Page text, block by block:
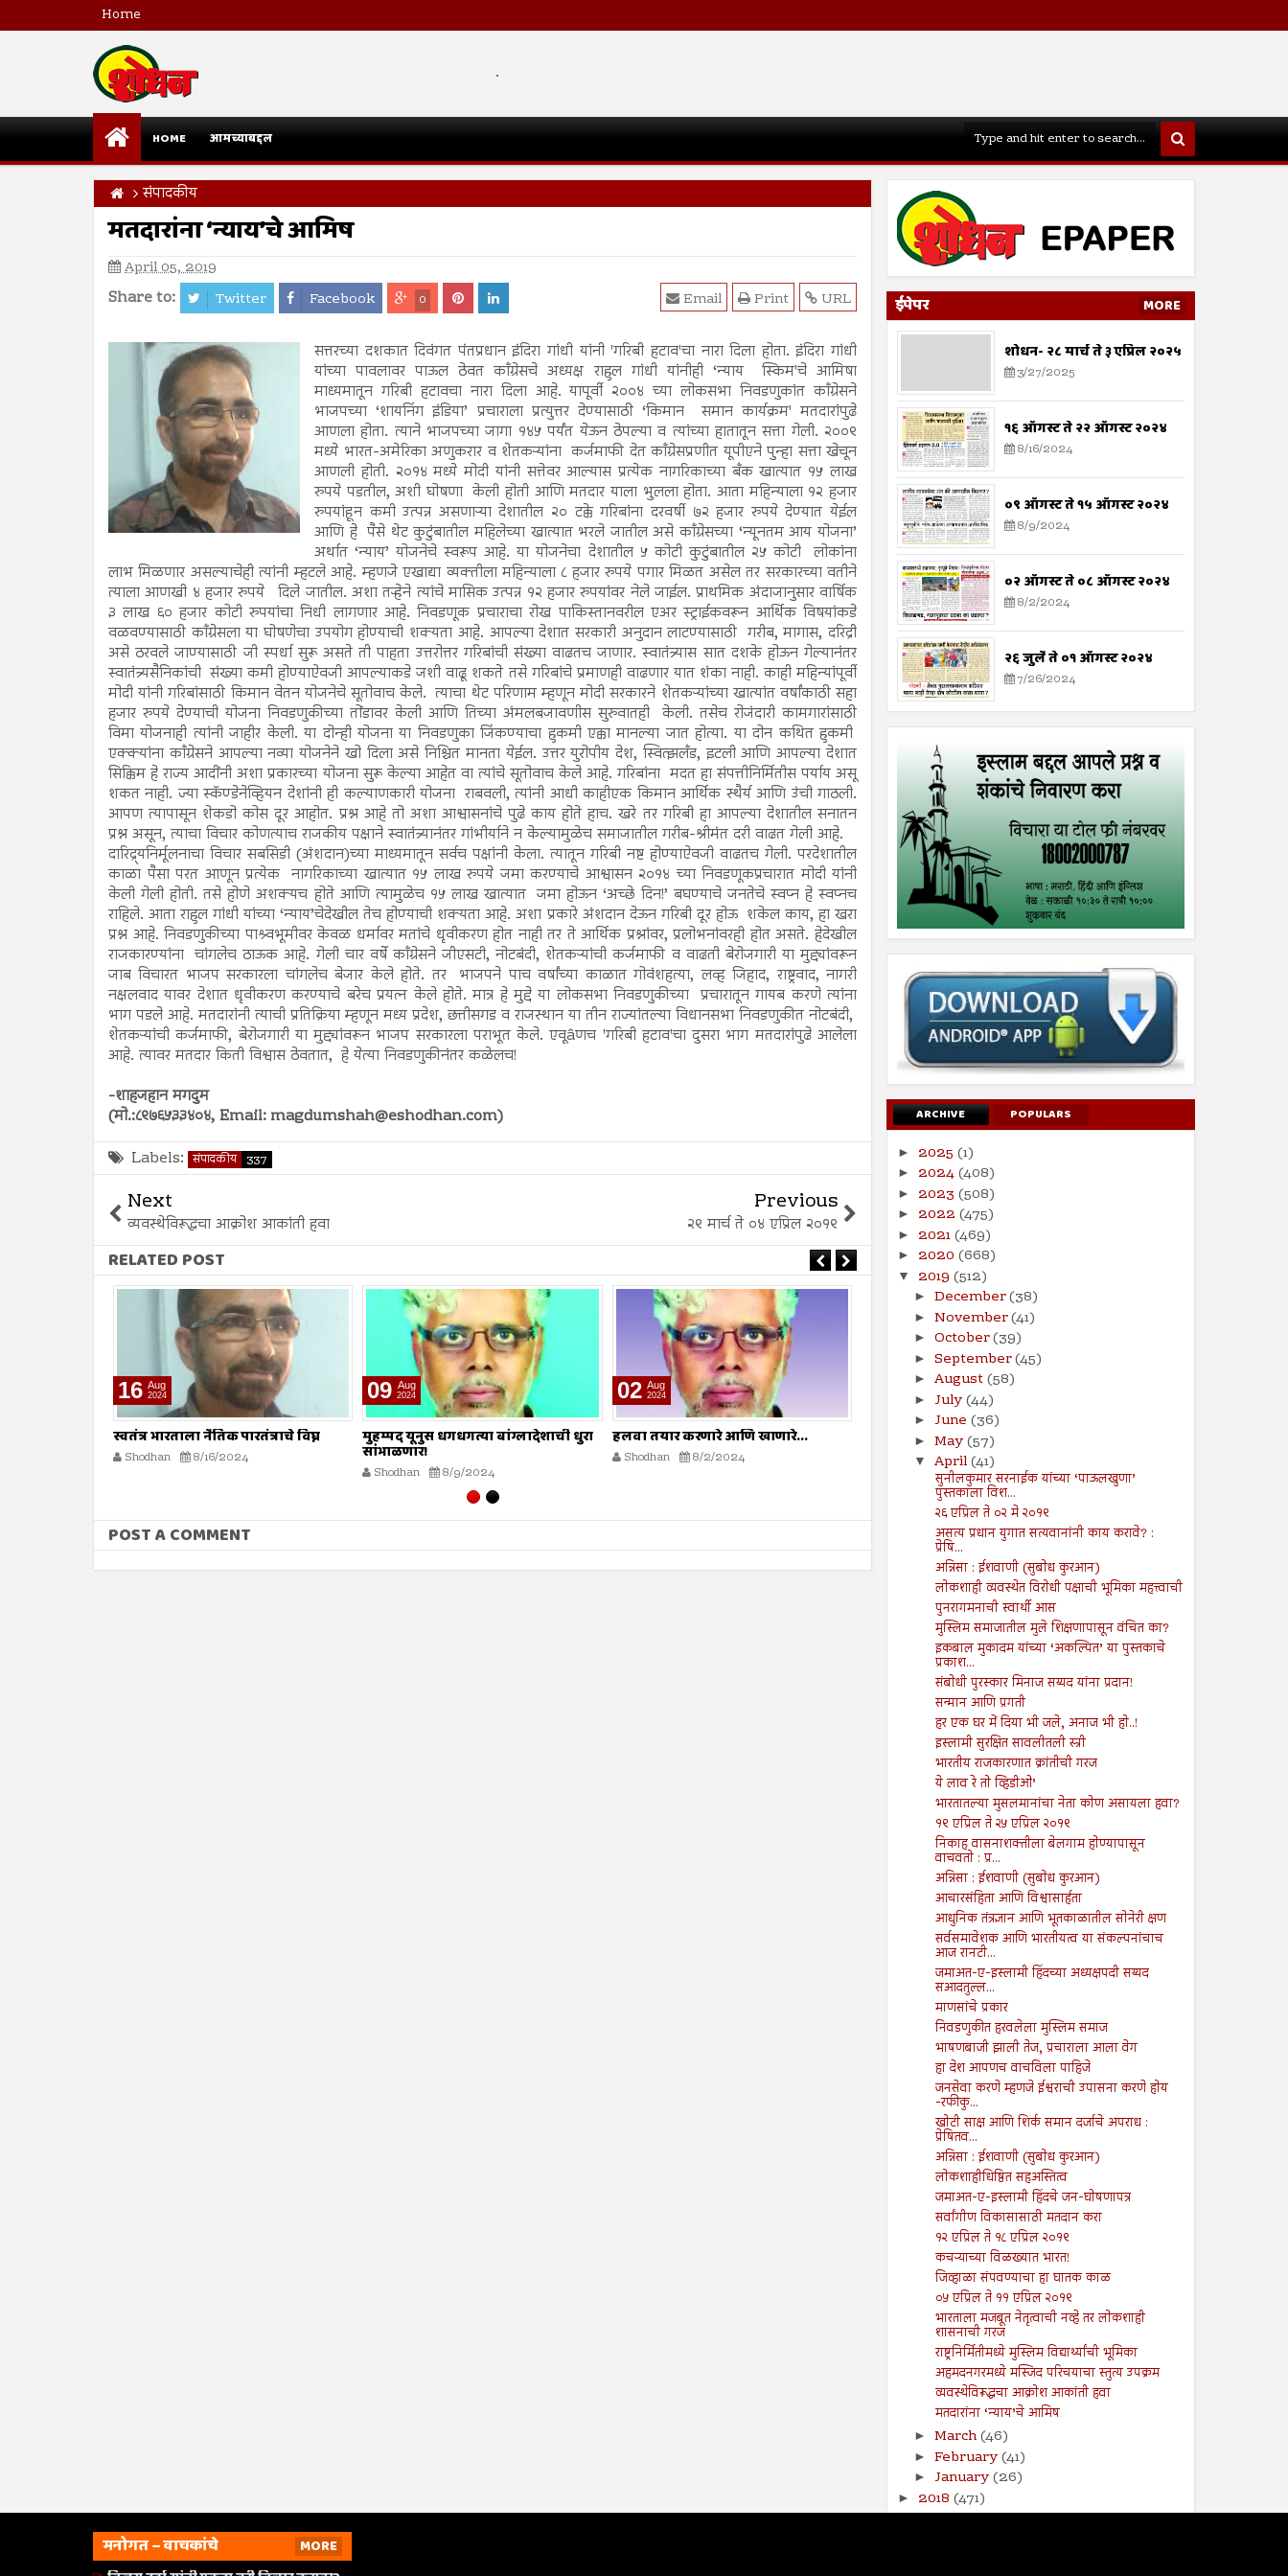
Home
.
HOME आमच्याबद्दल
संपादकीय
मतदारांना ‘न्याय’चे आमिष
April 05, 2019
Share to: Twitter Facebook 0 URL
Print
Email
सत्तरच्या दशकात दिवंगत पंतप्रधान इंदिरा गांधी यांनी 'गरिबी हटाव'चा नारा दिला होता. इंदिरा गांधी
यांच्या पावलावर पाऊल ठेवत काँग्रेसचे अध्यक्ष राहुल गांधी यांनीही ‘न्याय स्किम'चे आमिषा
माध्यमातून गरिबी हटावचा नारा दिला आहे. यापूर्वी २००४ च्या लोकसभा निवडणुकांत काँग्रेसने
भाजपच्या ‘शायनिंग इंडिया’ प्रचाराला प्रत्युत्तर देण्यासाठी ‘किमान समान कार्यक्रम' मतदारांपुढे
आणला होता. त्याने भाजपच्या जागा १४५ पर्यंत येऊन ठेपल्या व त्यांच्या हातातून सत्ता गेली. २००९
मध्ये भारत-अमेरिका अणुकरार व शेतकऱ्यांना कर्जमाफी देत काँग्रेसप्रणीत यूपीएने पुन्हा सत्ता खेचून
आणली होती. २०१४ मध्ये मोदी यांनी सत्तेवर आल्यास प्रत्येक नागरिकाच्या बँक खात्यात १५ लाख
रुपये पडतील, अशी घोषणा केली होती आणि मतदार याला भुलला होता. आता महिन्याला १२ हजार
रुपयांहून कमी उत्पन्न असणाऱ्या देशातील २० टक्के गरिबांना दरवर्षी ७२ हजार रुपये देण्यात येईल
आणि हे पैसे थेट कुटुंबातील महिलेच्या खात्यात भरले जातील असे काँग्रेसच्या ‘न्यूनतम आय योजना’
अर्थात ‘न्याय’ योजनेचे स्वरूप आहे. या योजनेचा देशातील ५ कोटी कुटुंबातील २५ कोटी लोकांना
लाभ मिळणार असल्याचेही त्यांनी म्हटले आहे. म्हणजे एखाद्या व्यक्तीला महिन्याला ८ हजार रुपये पगार मिळत असेल तर सरकारच्या वतीने
त्याला आणखी ४ हजार रुपये दिले जातील. अशा तऱ्हेने त्यांचे मासिक उत्पन्न १२ हजार रुपयांवर नेले जाईल. प्राथमिक अंदाजानुसार वार्षिक
३ लाख ६० हजार कोटी रुपयांचा निधी लागणार आहे. निवडणूक प्रचाराचा रोख पाकिस्तानवरील एअर स्ट्राईकवरून आर्थिक विषयांकडे
वळवण्यासाठी काँग्रेसला या घोषणेचा उपयोग होण्याची शक्यता आहे. आपल्या देशात सरकारी अनुदान लाटण्यासाठी गरीब, मागास, दरिद्री
असे ठरवले जाण्यासाठी जी स्पर्धा सुरू असते ती पाहता उत्तरोत्तर गरिबांची संख्या वाढतच जाणार. स्वातंत्र्यास सात दशके होऊन गेल्यानंतर
स्वातंत्र्यसैनिकांची संख्या कमी होण्याऐवजी आपल्याकडे जशी वाढू शकते तसे गरिबांचे प्रमाणही वाढणार यात शंका नाही. काही महिन्यांपूर्वी
मोदी यांनी गरिबांसाठी किमान वेतन योजनेचे सूतोवाच केले. त्याचा थेट परिणाम म्हणून मोदी सरकारने शेतकऱ्यांच्या खात्यांत वर्षांकाठी सहा
हजार रुपये देण्याची योजना निवडणुकीच्या तोंडावर केली आणि तिच्या अंमलबजावणीस सुरुवातही केली. तसेच रोजंदारी कामगारांसाठी
विमा योजनाही त्यांनी जाहीर केली. या दोन्ही योजना या निवडणुका जिंकण्याचा हुकमी एक्का मानल्या जात होत्या. या दोन कथित हुकमी
एक्क्यांना काँग्रेसने आपल्या नव्या योजनेने खो दिला असे निश्चित मानता येईल. उत्तर युरोपीय देश, स्वित्झलँड, इटली आणि आपल्या देशात
सिक्किम हे राज्य आदींनी अशा प्रकारच्या योजना सुरू केल्या आहेत वा त्यांचे सूतोवाच केले आहे. गरिबांना मदत हा संपत्तीनिर्मितीस पर्याय असू
शकत नाही. ज्या स्कॅण्डेनेव्हियन देशांनी ही कल्याणकारी योजना राबवली, त्यांनी आधी काहीएक किमान आर्थिक स्थैर्य आणि उंची गाठली.
आपण त्यापासून शेकडो कोस दूर आहोत. प्रश्न आहे तो अशा आश्वासनांचे पुढे काय होते हाच. खरे तर गरिबी हा आपल्या देशातील सनातन
प्रश्न असून, त्याचा विचार कोणत्याच राजकीय पक्षाने स्वातंत्र्यानंतर गांभीर्याने न केल्यामुळेच समाजातील गरीब-श्रीमंत दरी वाढत गेली आहे.
दारिद्र्यनिर्मूलनाचा विचार सबसिडी (अंशदान)च्या माध्यमातून सर्वच पक्षांनी केला. त्यातून गरिबी नष्ट होण्याऐवजी वाढतच गेली. परदेशातील
काळा पैसा परत आणून प्रत्येक नागरिकाच्या खात्यात १५ लाख रुपये जमा करण्याचे आश्वासन २०१४ च्या निवडणूकप्रचारात मोदी यांनी
केली गेली होती. तसे होणे अशक्यच होते आणि त्यामुळेच १५ लाख खात्यात जमा होऊन ‘अच्छे दिन!’ बघण्याचे जनतेचे स्वप्न हे स्वप्नच
राहिले. आता राहुल गांधी यांच्या ‘न्याय’चेदेखील तेच होण्याची शक्यता आहे. अशा प्रकारे अंशदान देऊन गरिबी दूर होऊ शकेल काय, हा खरा
प्रश्न आहे. निवडणुकीच्या पाश्र्वभूमीवर केवळ धर्मावर मतांचे धृवीकरण होत नाही तर ते आर्थिक प्रश्नांवर, प्रलोभनांवरही होत असते. हेदेखील
राजकारण्यांना चांगलेच ठाऊक आहे. गेली चार वर्षे काँग्रेसने जीएसटी, नोटबंदी, शेतकऱ्यांची कर्जमाफी व वाढती बेरोजगारी या मुद्द्यांवरून
जाब विचारत भाजप सरकारला चांगलेच बेजार केले होते. तर भाजपने पाच वर्षांच्या काळात गोवंशहत्या, लव्ह जिहाद, राष्ट्रवाद, नागरी
नक्षलवाद यावर देशात धृवीकरण करण्याचे बरेच प्रयत्न केले होते. मात्र हे मुद्दे या लोकसभा निवडणुकीच्या प्रचारातून गायब करणे त्यांना
भाग पडले आहे. मतदारांनी त्याची प्रतिक्रिया म्हणून मध्य प्रदेश, छत्तीसगड व राजस्थान या तीन राज्यांतल्या विधानसभा निवडणुकीत नोटबंदी,
शेतकऱ्यांची कर्जमाफी, बेरोजगारी या मुद्द्यांवरून भाजप सरकारला पराभूत केले. एवूâणच 'गरिबी हटाव'चा दुसरा भाग मतदारांपुढे आलेला
आहे. त्यावर मतदार किती विश्वास ठेवतात, हे येत्या निवडणुकीनंतर कळेलच!
-शाहजहान मगदुम
(मो.:८९७६५३३४०४, Email: magdumshah@eshodhan.com)
Labels: संपादकीय 337
Next
व्यवस्थेविरूद्धचा आक्रोश आकांती हवा
Previous
२९ मार्च ते ०४ एप्रिल २०१९
RELATED POST
09 Aug
2024
मुहम्मद यूनुस धगधगत्या बांग्लादेशाची धुरा
सांभाळणार!
02 Aug
2024
हलवा तयार करणारे आणि खाणारे...
Shodhan
26 Jul
2024
सर्व स्रोतांवर ताबा
Shodhan 7/26/2024
वेदना कुठे आणि लक्षण कुठे?
Shodhan 7/19/2024
POST A COMMENT
ईपेपर MORE
शोधन- २८ मार्च ते ३ एप्रिल २०२५
3/27/2025
१६ ऑगस्ट ते २२ ऑगस्ट २०२४
8/16/2024
०९ ऑगस्ट ते १५ ऑगस्ट २०२४
8/9/2024
०२ ऑगस्ट ते ०८ ऑगस्ट २०२४
8/2/2024
२६ जुलै ते ०१ ऑगस्ट २०२४
7/26/2024
ARCHIVE POPULARS
► 2025 (1)
► 2024(408)
► 2023 (508)
► 2022 (475)
► 2021(469)
► 2020 (668)
▼ 2019 (512)
► December(38)
► November(41)
► October(39)
► September(45)
► August(58)
► July(44)
► June (36)
► May(57)
▼ April(41)
सुनीलकुमार सरनाईक यांच्या ‘पाऊलखुणा’
पुस्तकाला विश...
२६ एप्रिल ते ०२ मे २०१९
असत्य प्रधान युगात सत्यवानांनी काय करावे? :
प्रेषि...
अन्निसा : ईशवाणी (सुबोध कुरआन)
लोकशाही व्यवस्थेत विरोधी पक्षाची भूमिका महत्त्वाची
पुनरागमनाची स्वार्थी आस
मुस्लिम समाजातील मुले शिक्षणापासून वंचित का?
इकबाल मुकादम यांच्या ‘अकल्पित’ या पुस्तकाचे
प्रकाश...
संबोधी पुरस्कार मिनाज सय्यद यांना प्रदान!
सन्मान आणि प्रगती
हर एक घर में दिया भी जले, अनाज भी हो..!
इस्लामी सुरक्षित सावलीतली स्त्री
भारतीय राजकारणात क्रांतीची गरज
ये लाव रे तो व्हिडीओ’
भारतातल्या मुसलमानांचा नेता कोण असायला हवा?
१९ एप्रिल ते २५ एप्रिल २०१९
निकाह वासनाशक्तीला बेलगाम होण्यापासून
वाचवतो : प्र...
अन्निसा : ईशवाणी (सुबोध कुरआन)
आचारसंहिता आणि विश्वासार्हता
आधुनिक तंत्रज्ञान आणि भूतकाळातील सोनेरी क्षण
सर्वसमावेशक आणि भारतीयत्व या संकल्पनांचाच
आज रानटी...
जमाअत-ए-इस्लामी हिंदच्या अध्यक्षपदी सय्यद
सआदतुल्ल...
माणसांचे प्रकार
निवडणुकीत हरवलेला मुस्लिम समाज
भाषणबाजी झाली तेज, प्रचाराला आला वेग
हा देश आपणच वाचविला पाहिजे
जनसेवा करणे म्हणजे ईश्वराची उपासना करणे होय
-रफीकु...
खोटी साक्ष आणि शिर्क समान दर्जाचे अपराध :
प्रेषितव...
अन्निसा : ईशवाणी (सुबोध कुरआन)
लोकशाहीधिष्ठित सहअस्तित्व
जमाअत-ए-इस्लामी हिंदचे जन-घोषणापत्र
सर्वांगीण विकासासाठी मतदान करा
१२ एप्रिल ते १८ एप्रिल २०१९
कचऱ्याच्या विळख्यात भारत!
जिव्हाळा संपवण्याचा हा घातक काळ
०५ एप्रिल ते ११ एप्रिल २०१९
भारताला मजबूत नेतृत्वाची नव्हे तर लोकशाही
शासनाची गरज
राष्ट्रनिर्मितीमध्ये मुस्लिम विद्यार्थ्यांची भूमिका
अहमदनगरमध्ये मस्जिद परिचयाचा स्तुत्य उपक्रम
व्यवस्थेविरूद्धचा आक्रोश आकांती हवा
मतदारांना ‘न्याय’चे आमिष
► March(46)
► February(41)
► January(26)
► 2018 (471)
►2017(141)
मनोगत – वाचकांचे
MORE